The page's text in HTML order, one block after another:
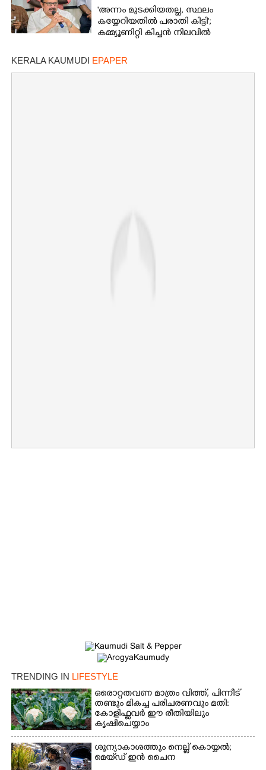
'അന്നം മുടക്കിയതല്ല, സ്ഥലം
കയ്യേറിയതിൽ പരാതി കിട്ടി';
കമ്മ്യൂണിറ്റി കിച്ചൻ നിലവിൽ
KERALA KAUMUDI EPAPER
TRENDING IN LIFESTYLE
ഒരൊറ്റതവണ മാത്രം വിത്ത്, പിന്നീട്
തണ്ടും മികച്ച പരിചരണവും മതി:
കോളിഫ്ലവർ ഈ രീതിയിലും
കൃഷിചെയ്യാം
ശൂന്യാകാശത്തും നെല്ല് കൊയ്യൽ;
മെയ്‌ഡ് ഇൻ ചൈന
×
Share this link